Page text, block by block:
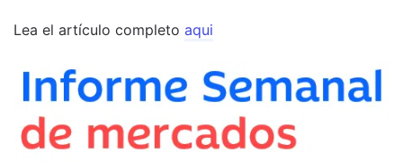
Lea el artículo completo aqui